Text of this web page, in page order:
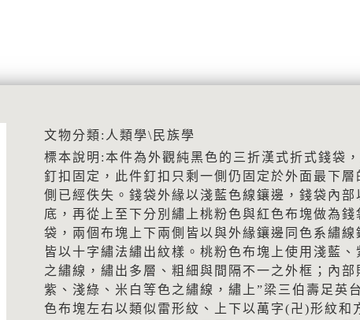
文物分類:人類學\民族學
標本說明:本件為外觀純黑色的三折漢式折式錢袋
釘扣固定，此件釘扣只剩一側仍固定於外面最下層
側已經佚失。錢袋外緣以淺藍色線鑲邊，錢袋內部
底，再從上至下分別繡上桃粉色與紅色布塊做為錢
袋，兩個布塊上下兩側皆以與外緣鑲邊同色系繡線
皆以十字繡法繡出紋樣。桃粉色布塊上使用淺藍、
之繡線，繡出多層、粗細與間隔不一之外框；內部
紫、淺綠、米白等色之繡線，繡上”梁三伯壽足英
色布塊左右以類似雷形紋、上下以萬字(卍)形紋和